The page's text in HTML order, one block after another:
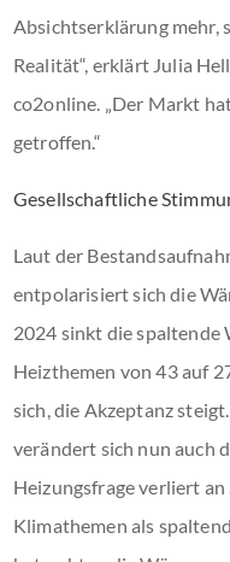
Absichtserklärung mehr,
Realität“, erklärt Julia
co2online. „Der Markt
getroffen.“
Gesellschaftliche
Laut der
entpolarisiert sich die
2024 sinkt die spaltende
Heizthemen von 43 auf
sich, die Akzeptanz
verändert sich nun auch
Heizungsfrage verliert
Klimathemen als